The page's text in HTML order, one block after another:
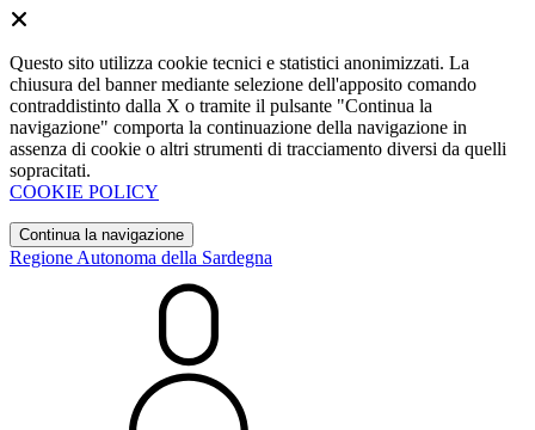
Questo sito utilizza cookie tecnici e statistici anonimizzati. La
chiusura del banner mediante selezione dell'apposito comando
contraddistinto dalla X o tramite il pulsante "Continua la
navigazione" comporta la continuazione della navigazione in
assenza di cookie o altri strumenti di tracciamento diversi da quelli
sopracitati.
COOKIE POLICY
Continua la navigazione
Regione Autonoma della Sardegna